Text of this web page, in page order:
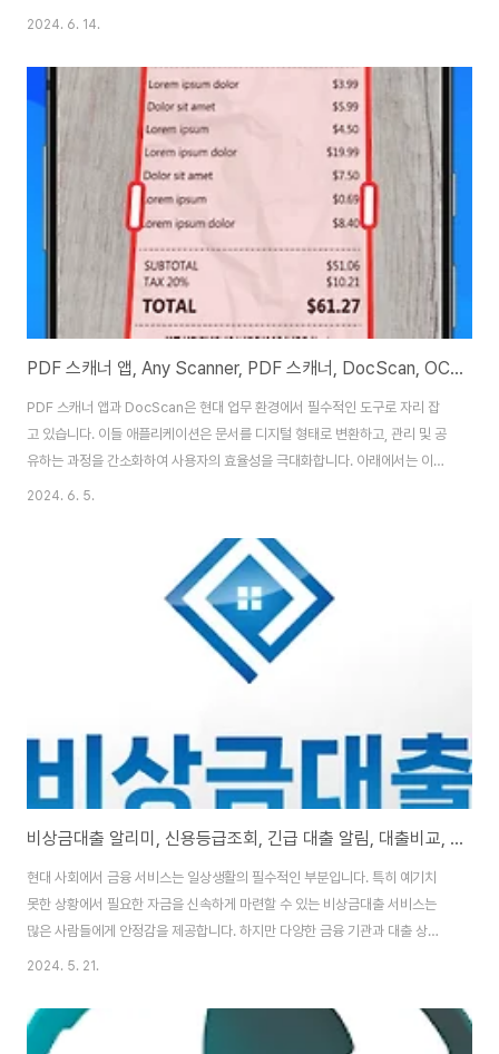
정보 제공, 육아일기 작성 등이 있습니다. 배란일 및 생리 주기 추적 기능은 사
알려줌으로써 임신 계획에 도움을 줍니다. 임신 추적 기능은 임신 주차별 발달
상태, 필요한 영양소, 검사 시기 등 중요한 정보를 제공하며, 사용자가 임신 과
정을 기록할 수 있도록 합니다. 아이가 태어난 후에는 아이의 성장 과정을 기록
하는 육아일기 기능을 통해 백신 접종, 성장 발달 단계, 일상의 소중한 순간들을
2024. 6. 14.
PDF 스캐너 앱, Any Scanner, PDF 스캐너, DocScan, OCR(광학 문자 인식) 기능, 모든 종류의 문서를 PDF로 전환, 전자 서명
PDF 스캐너 앱과 DocScan은 현대 업무 환경에서 필수적인 도구로 자리 잡
고 있습니다. 이들 애플리케이션은 문서를 디지털 형태로 변환하고, 관리 및 공
유하는 과정을 간소화하여 사용자의 효율성을 극대화합니다. 아래에서는 이러
한 앱들의 특징, 기능, 사용자 경험 등에 대해 자세히 살펴보겠습니다. 1. 개요
진 등을 스캔하여 고품질의 PDF 또는 JPEG 파일로 변환하는 애플리케이션입
니다. 이들은 강력한 이미지 처리 기능을 통해 어떤 문서든지 깨끗하고 명확한
디지털 복사본으로 만들어 줍니다. 2. 핵심 기능 2.1. 높은 이미지 품질과 변환
능력 이 앱들은 첨단 이미지 처리 알고리즘을 사용하여 스캔된 문서의 가독성
2024. 6. 5.
비상금대출 알리미, 신용등급조회, 긴급 대출 알림, 대출비교, 무직자소액대출, 100만원 ~ 최대 300만원
현대 사회에서 금융 서비스는 일상생활의 필수적인 부분입니다. 특히 예기치
못한 상황에서 필요한 자금을 신속하게 마련할 수 있는 비상금대출 서비스는
많은 사람들에게 안정감을 제공합니다. 하지만 다양한 금융 기관과 대출 상품
중에서 자신에게 가장 적합한 것을 찾는 것은 쉽지 않습니다. 이 문제를 해결하
다.이 어플은 사용자가 쉽고 빠르게 비상금 대출 상품을 비교하고, 자신의 신용
등급을 조회할 수 있도록 돕는 금융 정보 플랫폼입니다. 여기서는 어플의 주요
2024. 5. 21.